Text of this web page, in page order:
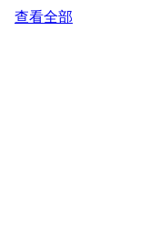
查看全部